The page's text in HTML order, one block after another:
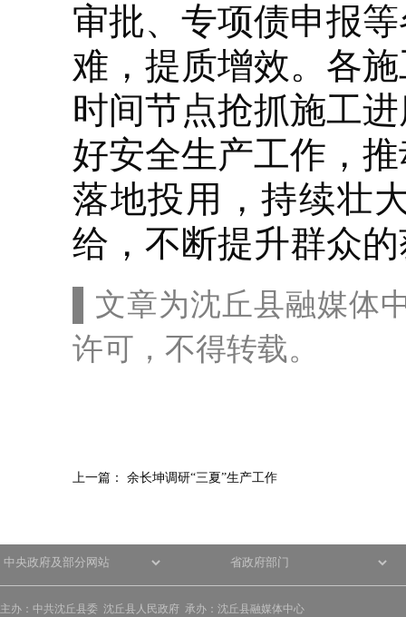
审批、专项债申报
难，提质增效。各
时间节点抢抓施工
好安全生产工作，
落地投用，持续壮
给，不断提升群众
▌文章为沈丘县融媒体
许可，不得转载。
上一篇： 余长坤调研“三夏”生产工作
主办：中共沈丘县委 沈丘县人民政府 承办：沈丘县融媒体中心